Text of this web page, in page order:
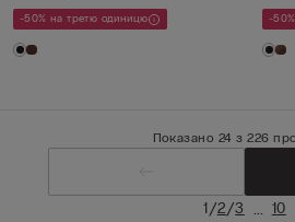
-50% на третю одиницю -
Показано 24 з 226
1/2/3 10